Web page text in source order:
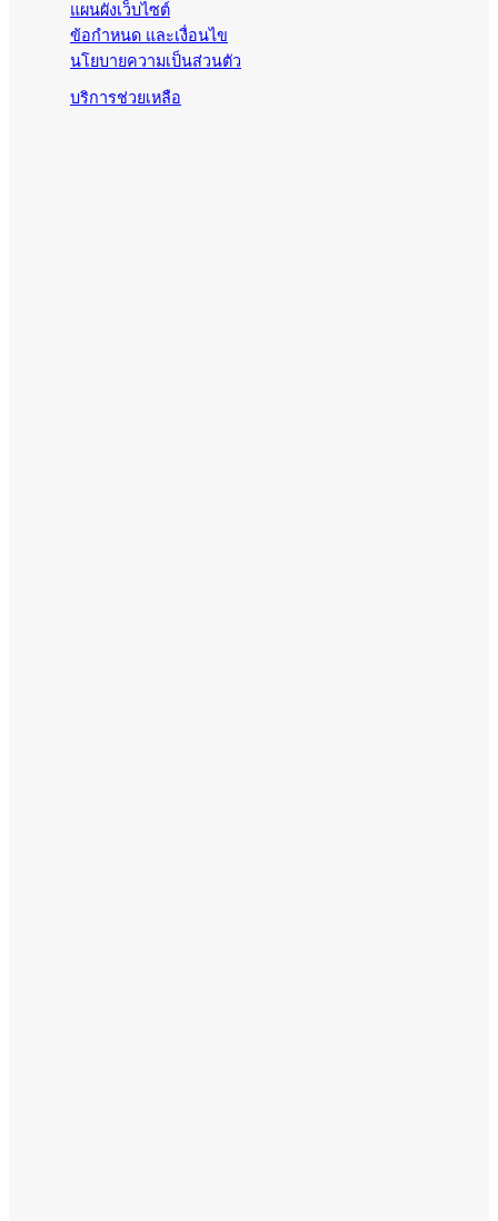
แผนผังเว็บไซต์
ข้อกำหนด และเงื่อนไข
นโยบายความเป็นส่วนตัว
บริการช่วยเหลือ